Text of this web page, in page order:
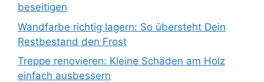
beseitigen
Wandfarbe richtig lagern: So übersteht Dein
Restbestand den Frost
Treppe renovieren: Kleine Schäden am Holz
einfach ausbessern